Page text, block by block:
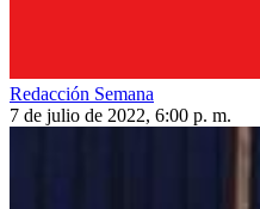
Redacción Semana
7 de julio de 2022, 6:00 p. m.